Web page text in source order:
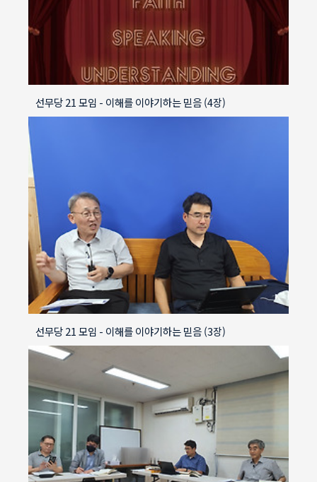
선무당 21 모임 - 이해를 이야기하는 믿음 (4장)
선무당 21 모임 - 이해를 이야기하는 믿음 (3장)